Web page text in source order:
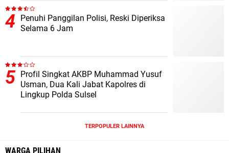
Penuhi Panggilan Polisi, Reski Diperiksa
Selama 6 Jam
Profil Singkat AKBP Muhammad Yusuf
Usman, Dua Kali Jabat Kapolres di
Lingkup Polda Sulsel
TERPOPULER LAINNYA
WARGA PILIHAN